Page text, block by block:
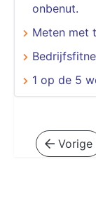
onbenut.
Meten met
1 op de 5
Vorige